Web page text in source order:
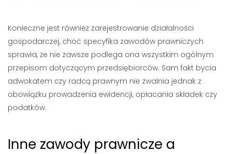
Konieczne jest również zarejestrowanie działalności
gospodarczej, choć specyfika zawodów prawniczych
sprawia, że nie zawsze podlega ona wszystkim ogólnym
przepisom dotyczącym przedsiębiorców. Sam fakt bycia
adwokatem czy radcą prawnym nie zwalnia jednak z
obowiązku prowadzenia ewidencji, opłacania składek czy
podatków.
Inne zawody prawnicze a